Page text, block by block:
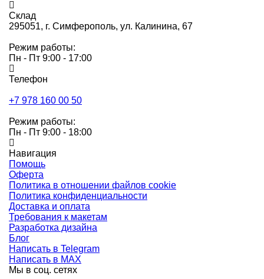
Склад
295051, г. Симферополь, ул. Калинина, 67
Режим работы:
Пн - Пт 9:00 - 17:00
Телефон
+7 978 160 00 50
Режим работы:
Пн - Пт 9:00 - 18:00
Навигация
Помощь
Оферта
Политика в отношении файлов cookie
Политика конфиденциальности
Доставка и оплата
Требования к макетам
Разработка дизайна
Блог
Написать в Telegram
Написать в MAX
Мы в соц. сетях